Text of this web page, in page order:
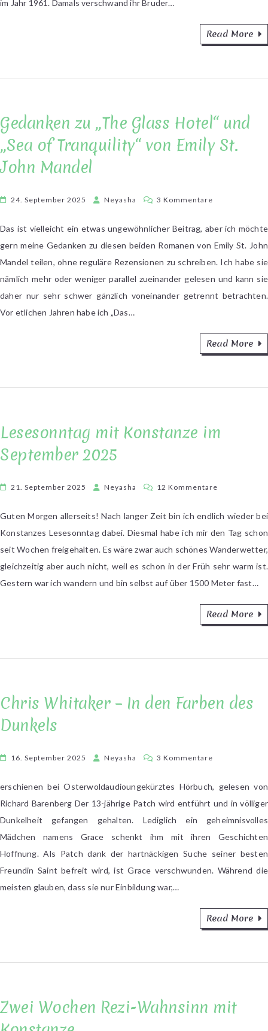
im Jahr 1961. Damals verschwand ihr Bruder…
Read More
Gedanken zu „The Glass Hotel“ und
„Sea of Tranquility“ von Emily St.
John Mandel
24. September 2025 Neyasha 3 Kommentare
zu
und
„Sea
von
Emily
Das ist vielleicht ein etwas ungewöhnlicher Beitrag, aber ich möchte
gern meine Gedanken zu diesen beiden Romanen von Emily St. John
Mandel teilen, ohne reguläre Rezensionen zu schreiben. Ich habe sie
nämlich mehr oder weniger parallel zueinander gelesen und kann sie
daher nur sehr schwer gänzlich voneinander getrennt betrachten.
Vor etlichen Jahren habe ich „Das…
Read More
Lesesonntag mit Konstanze im
September 2025
21. September 2025 Neyasha 12 Kommentare
mit
2025
Guten Morgen allerseits! Nach langer Zeit bin ich endlich wieder bei
Konstanzes Lesesonntag dabei. Diesmal habe ich mir den Tag schon
seit Wochen freigehalten. Es wäre zwar auch schönes Wanderwetter,
gleichzeitig aber auch nicht, weil es schon in der Früh sehr warm ist.
Gestern war ich wandern und bin selbst auf über 1500 Meter fast…
Read More
Chris Whitaker – In den Farben des
Dunkels
16. September 2025 Neyasha 3 Kommentare
Whitaker
Farben
des
Dunkels
erschienen bei Osterwoldaudioungekürztes Hörbuch, gelesen von
Richard Barenberg Der 13-jährige Patch wird entführt und in völliger
Dunkelheit gefangen gehalten. Lediglich ein geheimnisvolles
Mädchen namens Grace schenkt ihm mit ihren Geschichten
Hoffnung. Als Patch dank der hartnäckigen Suche seiner besten
Freundin Saint befreit wird, ist Grace verschwunden. Während die
meisten glauben, dass sie nur Einbildung war,…
Read More
Zwei Wochen Rezi-Wahnsinn mit